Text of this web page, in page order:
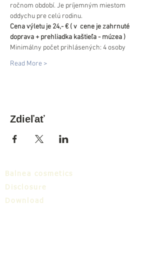
ročnom období. Je príjemným miestom
oddychu pre celú rodinu.
Cena výletu je 24,- € ( v  cene je zahrnuté
doprava + prehliadka kaštieľa - múzea )
Minimálny počet prihlásených: 4 osoby
Read More >
Zdieľať
Balnea cosmetics
Disclosure
Download